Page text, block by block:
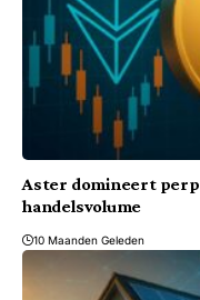
Aster domineert perp
handelsvolume
10 Maanden Geleden